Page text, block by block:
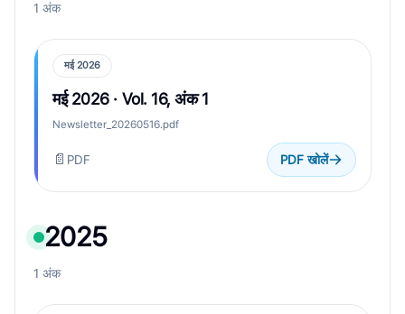
1 अंक
मई 2026
मई 2026 · Vol. 16, अंक 1
Newsletter_20260516.pdf
📄 PDF PDF खोलें
2025
1 अंक